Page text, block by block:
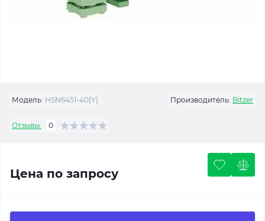
Модель: HSN6451-40(Y) Производитель: Bitzer
Отзывы: 0
Цена по запросу